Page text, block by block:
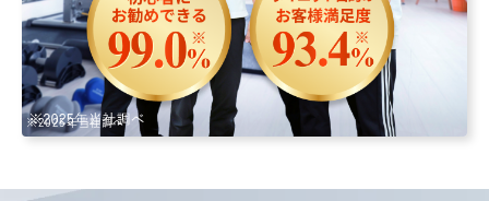
※2025年当社調べ